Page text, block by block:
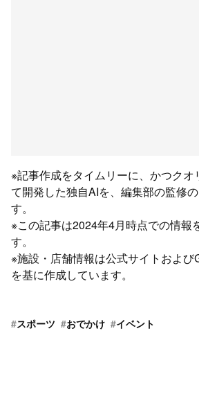
※記事作成をタイムリーに、かつクオ
て開発した独自AIを、編集部の監修
す。
※この記事は2024年4月時点での情報
す。
※施設・店舗情報は公式サイトおよび
を基に作成しています。
#スポーツ #おでかけ #イベント